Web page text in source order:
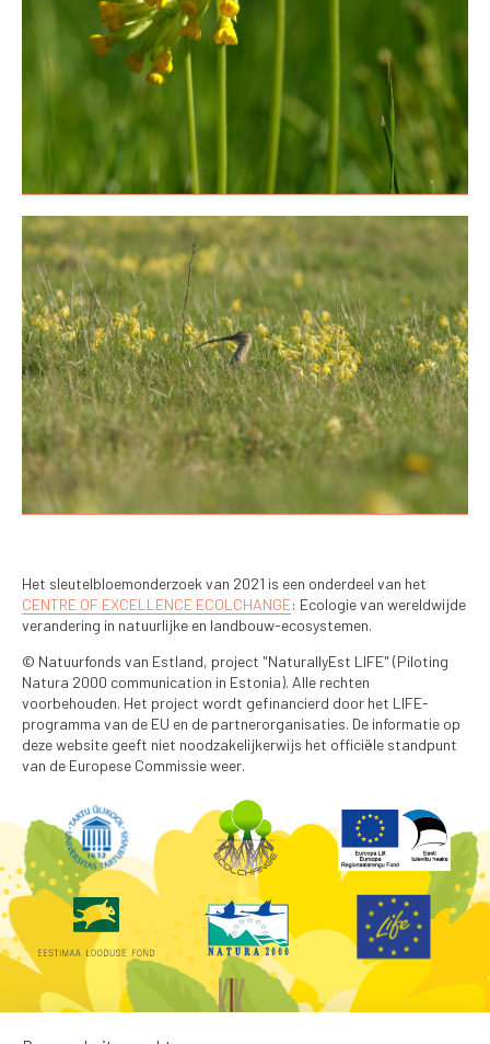
Het sleutelbloemonderzoek van 2021 is een onderdeel van het
CENTRE OF EXCELLENCE ECOLCHANGE: Ecologie van wereldwijde
verandering in natuurlijke en landbouw-ecosystemen.
© Natuurfonds van Estland, project "NaturallyEst LIFE" (Piloting
Natura 2000 communication in Estonia). Alle rechten
voorbehouden. Het project wordt gefinancierd door het LIFE-
programma van de EU en de partnerorganisaties. De informatie op
deze website geeft niet noodzakelijkerwijs het officiële standpunt
van de Europese Commissie weer.